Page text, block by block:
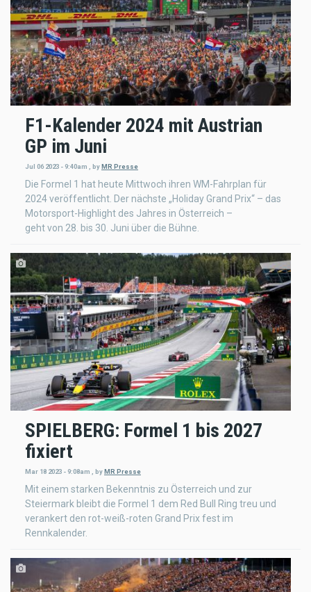
F1-Kalender 2024 mit Austrian
GP im Juni
Jul 06 2023 - 9:40am byMR Presse
Die Formel 1 hat heute Mittwoch ihren WM-Fahrplan für
2024 veröffentlicht. Der nächste „Holiday Grand Prix“ – das
Motorsport-Highlight des Jahres in Österreich –
geht von 28. bis 30. Juni über die Bühne.
SPIELBERG: Formel 1 bis 2027
fixiert
Mar 18 2023 - 9:08am , byMR Presse
Mit einem starken Bekenntnis zu Österreich und zur
Steiermark bleibt die Formel 1 dem Red Bull Ring treu und
verankert den rot-weiß-roten Grand Prix fest im
Rennkalender.